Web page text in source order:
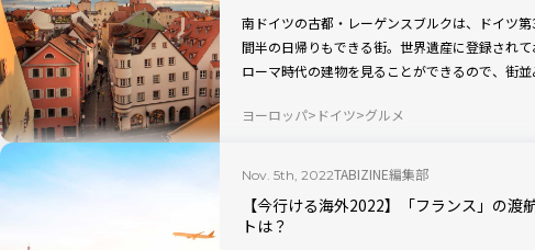
南ドイツの古都・レーゲンスブルクは、ドイツ
間半の日帰りもできる街。世界遺産に登録され
ローマ時代の建物を見ることができるので、街
人気のグルメを紹介します。
ヨーロッパ ドイツ グルメ
Nov. 5th, 2022TABIZINE編集部
【今行ける海外2022】「フランス」の
トは？